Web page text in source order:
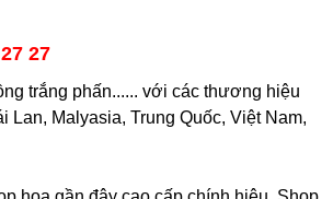
27
trắng phấn...... với các thương hiệu
Malyasia, Trung Quốc, Việt Nam,